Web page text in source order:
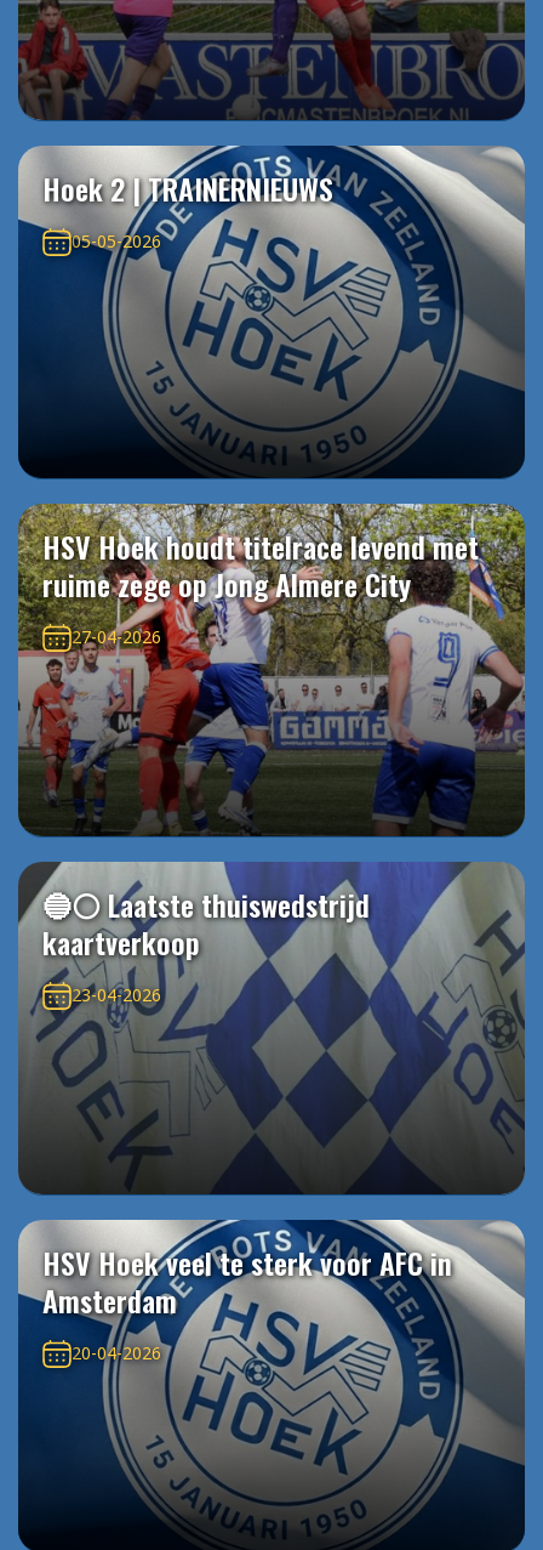
Hoek 2 | TRAINERNIEUWS
05-05-2026
HSV Hoek houdt titelrace levend met
ruime zege op Jong Almere City
27-04-2026
🔵⚪️ Laatste thuiswedstrijd
kaartverkoop
23-04-2026
HSV Hoek veel te sterk voor AFC in
Amsterdam
20-04-2026